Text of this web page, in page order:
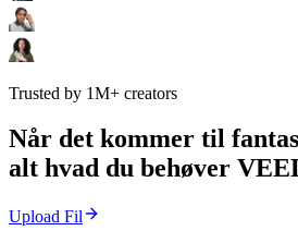
Trusted by 1M+ creators
Når det kommer til
alt hvad du behøver
Upload Fil